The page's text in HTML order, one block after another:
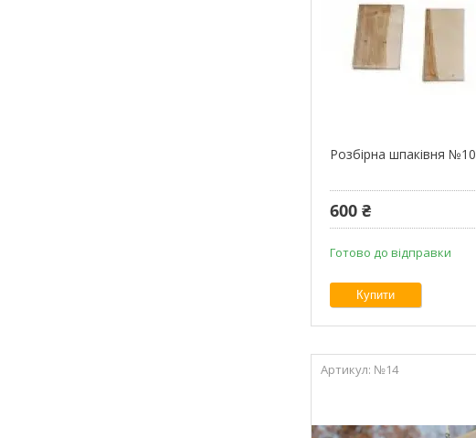
Розбірна шпаківня №10
600 ₴
Готово до відправки
Купити
№14